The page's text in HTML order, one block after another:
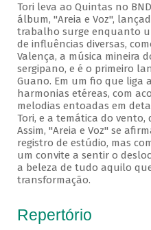
Tori leva ao Quintas no
álbum, "Areia e Voz",
trabalho surge enquanto
de influências diversas,
Valença, a música mineira
sergipano, e é o primeiro
Guano. Em um fio que liga
harmonias etéreas, com
melodias entoadas em
Tori, e a temática do
Assim, "Areia e Voz" se
registro de estúdio, mas
um convite a sentir o
a beleza de tudo aquilo
transformação.
Repertório